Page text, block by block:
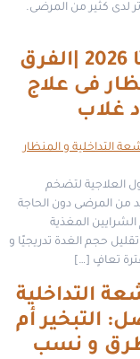
لدى كثير من المرضى.
الأشعة التداخلية للبروستاتا 2026 |الفرق
فى علاج
غلاب
العلاجية لتضخم
من المرضى دون الحاجة
المغذية
حجم الغدة تدريجيًا و
تعافٍ […]
التداخلية
أفضل: التبخير أم
و نسب